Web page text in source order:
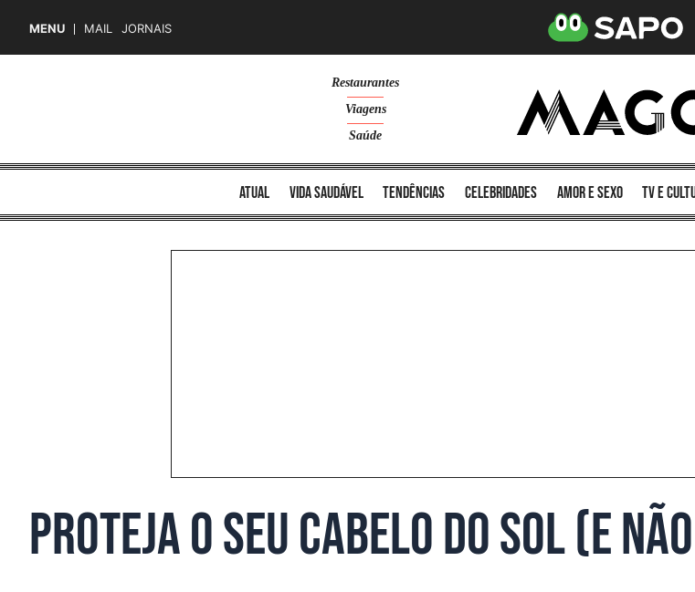
MENU MAIL JORNAIS
Restaurantes
Viagens
Saúde
atual vida saudável tendências celebridades amor e sexo TV e
Proteja o seu cabelo do sol (e